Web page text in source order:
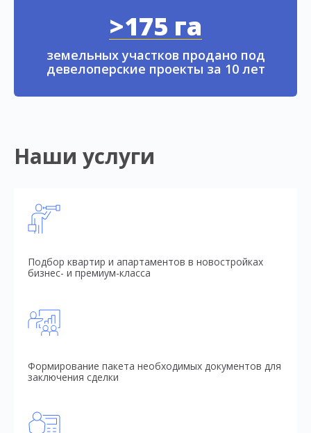
>175 га
земельных участков продано под
девелоперские проекты за 10 лет
Наши услуги
Подбор квартир и апартаментов в новостройках
бизнес- и премиум-класса
Формирование пакета необходимых документов для
заключения сделки